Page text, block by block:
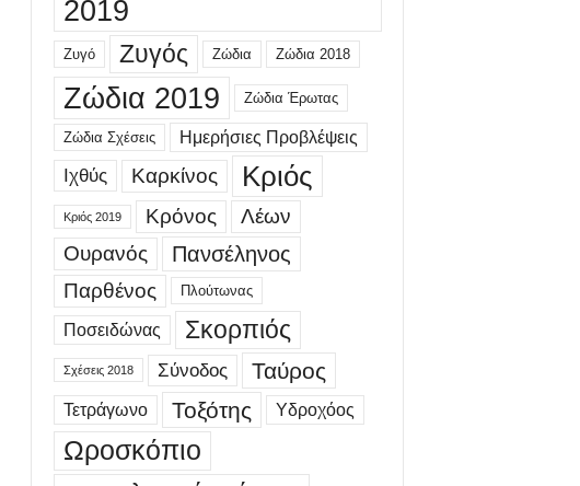
2019
Ζυγό Ζυγός Ζώδια Ζώδια 2018
Ζώδια 2019 Ζώδια Έρωτας
Ζώδια Σχέσεις Ημερήσιες Προβλέψεις
Ιχθύς Καρκίνος Κριός
Κριός 2019 Κρόνος
Λέων
Ουρανός
Πανσέληνος
Παρθένος Πλούτωνας
Ποσειδώνας Σκορπιός
Σχέσεις 2018 Σύνοδος Ταύρος
Τετράγωνο Τοξότης Υδροχόος
Ωροσκόπιο